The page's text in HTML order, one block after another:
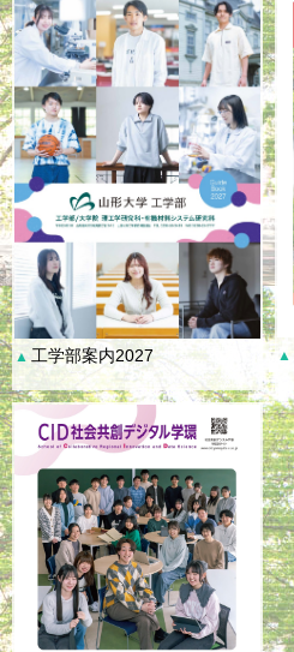
▲ 工学部案内2027 ▲